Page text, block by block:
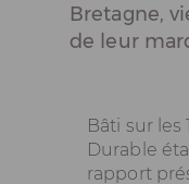
Bretagne,
de leur
Bâti sur
Durable
rapport